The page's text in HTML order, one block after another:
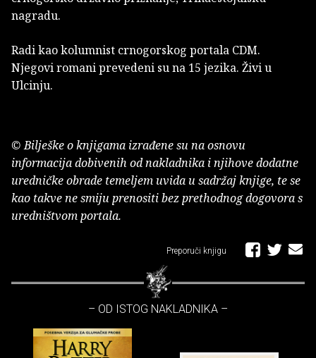
nagradu.
Radi kao kolumnist crnogorskog portala CDM.
Njegovi romani prevedeni su na 15 jezika. Živi u
Ulcinju.
© Bilješke o knjigama izrađene su na osnovu
informacija dobivenih od nakladnika i njihove dodatne
uredničke obrade temeljem uvida u sadržaj knjige, te se
kao takve ne smiju prenositi bez prethodnog dogovora s
uredništvom portala.
Preporuči knjigu
– OD ISTOG NAKLADNIKA –